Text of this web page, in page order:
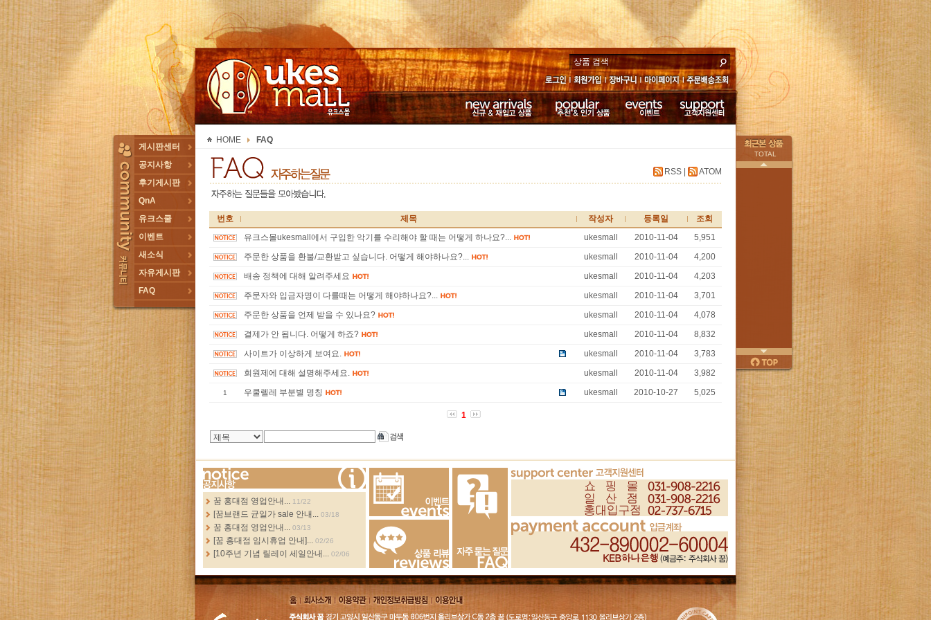
로그인 회원가입 장바구니
마이페이
지
주문배송조
회
TOGGLE
게시판센터
공지사항
후기게시판
QnA
유크스쿨
이벤트
새소식
자유게시판
FAQ
TOTAL
다음
페이지
위로
HOME FAQ
RSS ATOM
번호 제목 작성자 등록일
조회
유크스몰ukesmall에서 구입한 악기를 수리해야 할 때는 어떻게 하나요?...
ukesmall 2010-11-04
5,951
주문한 상품을 환불/교환받고 싶습니다. 어떻게 해야하나요?...
ukesmall 2010-11-04
4,200
배송 정책에 대해 알려주세요
ukesmall 2010-11-04
4,203
주문자와 입금자명이 다를때는 어떻게 해야하나요?...
ukesmall 2010-11-04
3,701
주문한 상품을 언제 받을 수 있나요?
ukesmall 2010-11-04
4,078
결제가 안 됩니다. 어떻게 하죠?
ukesmall 2010-11-04
8,832
사이트가 이상하게 보여요.
ukesmall 2010-11-04
3,783
회원제에 대해 설명해주세요.
ukesmall 2010-11-04 3,982
1 우쿨렐레 부분별 명칭 ukesmall 2010-10-27 5,025
1
more...
꿈 홍대점 영업안내... 11/22
[꿈브랜드 균일가 sale 안내... 03/18
꿈 홍대점 영업안내... 03/13
[꿈 홍대점 임시휴업 안내]... 02/26
[10주년 기념 릴레이 세일안내... 02/06
Events
Review FAQ
홈
회사소
이용약
개인정보취급방
이용안내